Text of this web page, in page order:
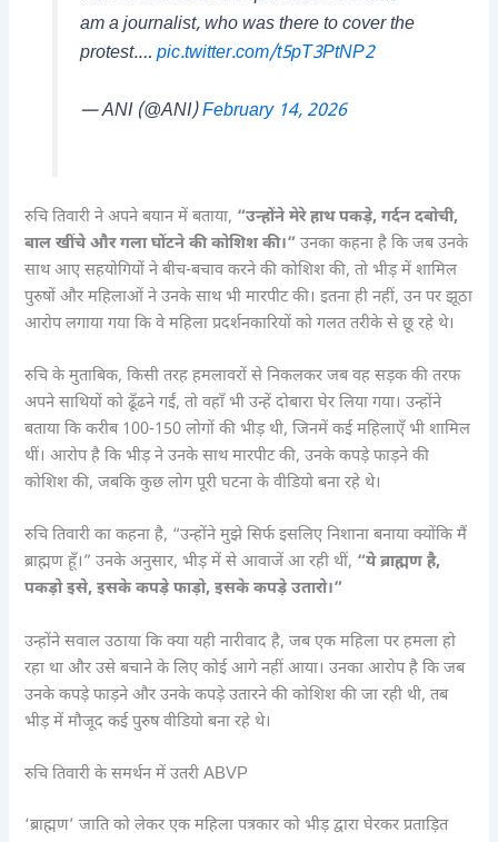
am a journalist, who was there to cover the
protest.…pic.twitter.com/t5pT3PtNP2
— ANI (@ANI)February 14, 2026
रुचि तिवारी ने अपने बयान में बताया, “उन्होंने मेरे हाथ पकड़े, गर्दन दबोची,
बाल खींचे और गला घोंटने की कोशिश की।” उनका कहना है कि जब उनके
साथ आए सहयोगियों ने बीच-बचाव करने की कोशिश की, तो भीड़ में शामिल
पुरुषों और महिलाओं ने उनके साथ भी मारपीट की। इतना ही नहीं, उन पर झूठा
आरोप लगाया गया कि वे महिला प्रदर्शनकारियों को गलत तरीके से छू रहे थे।
रुचि के मुताबिक, किसी तरह हमलावरों से निकलकर जब वह सड़क की तरफ
अपने साथियों को ढूँढने गईं, तो वहाँ भी उन्हें दोबारा घेर लिया गया। उन्होंने
बताया कि करीब 100-150 लोगों की भीड़ थी, जिनमें कई महिलाएँ भी शामिल
थीं। आरोप है कि भीड़ ने उनके साथ मारपीट की, उनके कपड़े फाड़ने की
कोशिश की, जबकि कुछ लोग पूरी घटना के वीडियो बना रहे थे।
रुचि तिवारी का कहना है, “उन्होंने मुझे सिर्फ इसलिए निशाना बनाया क्योंकि मैं
ब्राह्मण हूँ।” उनके अनुसार, भीड़ में से आवाजें आ रही थीं, “ये ब्राह्मण है,
पकड़ो इसे, इसके कपड़े फाड़ो, इसके कपड़े उतारो।”
उन्होंने सवाल उठाया कि क्या यही नारीवाद है, जब एक महिला पर हमला हो
रहा था और उसे बचाने के लिए कोई आगे नहीं आया। उनका आरोप है कि जब
उनके कपड़े फाड़ने और उनके कपड़े उतारने की कोशिश की जा रही थी, तब
भीड़ में मौजूद कई पुरुष वीडियो बना रहे थे।
रुचि तिवारी के समर्थन में उतरी ABVP
‘ब्राह्मण’ जाति को लेकर एक महिला पत्रकार को भीड़ द्वारा घेरकर प्रताड़ित